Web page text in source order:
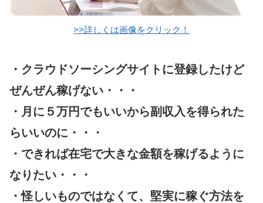
>>詳しくは画像をクリック！
・クラウドソーシングサイトに登録したけど
ぜんぜん稼げない・・・
・月に５万円でもいいから副収入を得られた
らいいのに・・・
・できれば在宅で大きな金額を稼げるように
なりたい・・・
・怪しいものではなくて、堅実に稼ぐ方法を